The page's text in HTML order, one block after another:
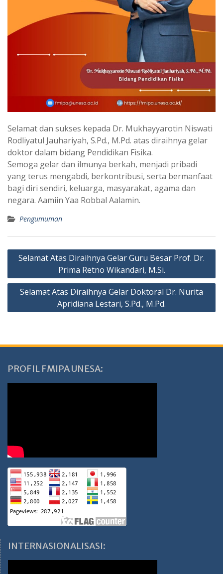
Selamat dan sukses kepada Dr. Mukhayyarotin Niswati
Rodliyatul Jauhariyah, S.Pd., M.Pd. atas diraihnya gelar
doktor dalam bidang Pendidikan Fisika.
Semoga gelar dan ilmunya berkah, menjadi pribadi
yang terus mengabdi, berkontribusi, serta bermanfaat
bagi diri sendiri, keluarga, masyarakat, agama dan
negara. Aamiin Yaa Robbal Aalamin.
Pengumuman
Navigasi
Selamat Atas Diraihnya Gelar Guru Besar Prof. Dr.
Prima Retno Wikandari, M.Si.
Selamat Atas Diraihnya Gelar Doktoral Dr. Nurita
Apridiana Lestari, S.Pd., M.Pd.
PROFIL FMIPA UNESA:
INTERNASIONALISASI: